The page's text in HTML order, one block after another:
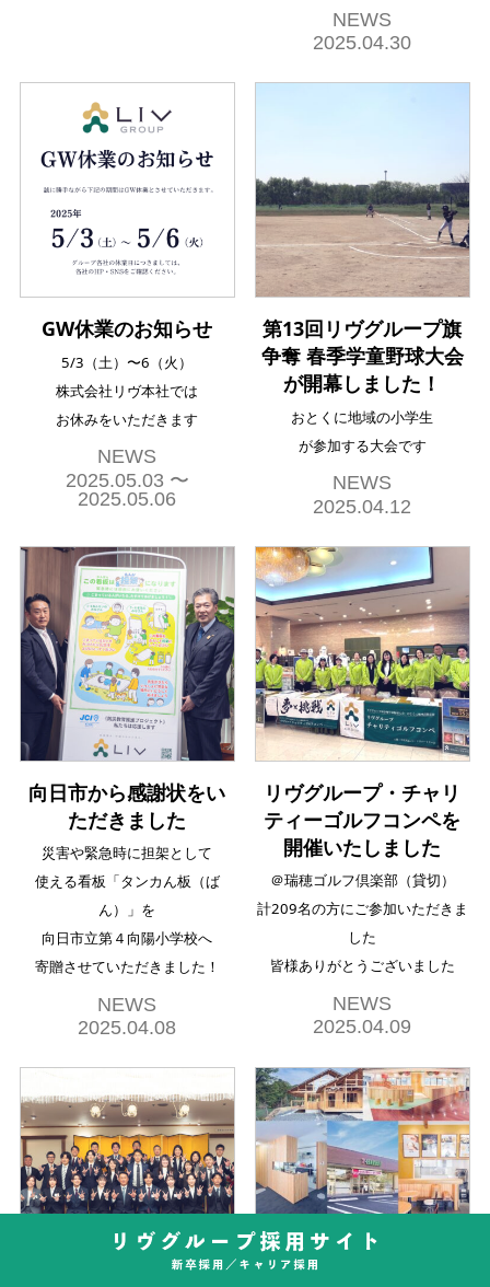
NEWS
2025.04.30
GW休業のお知らせ
5/3（土）〜6（火）
株式会社リヴ本社では
お休みをいただきます
NEWS
2025.05.03 〜
2025.05.06
第13回リヴグループ旗
争奪 春季学童野球大会
が開幕しました！
おとくに地域の小学生
が参加する大会です
NEWS
2025.04.12
向日市から感謝状をい
ただきました
災害や緊急時に担架として
使える看板「タンカん板（ば
ん）」を
向日市立第４向陽小学校へ
寄贈させていただきました！
NEWS
2025.04.08
リヴグループ・チャリ
ティーゴルフコンペを
開催いたしました
＠瑞穂ゴルフ倶楽部（貸切）
計209名の方にご参加いただきま
した
皆様ありがとうございました
NEWS
2025.04.09